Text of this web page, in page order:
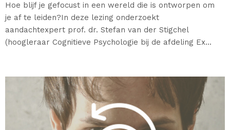
Hoe blijf je gefocust in een wereld die is ontworpen om
je af te leiden?In deze lezing onderzoekt
aandachtexpert prof. dr. Stefan van der Stigchel
(hoogleraar Cognitieve Psychologie bij de afdeling Ex...